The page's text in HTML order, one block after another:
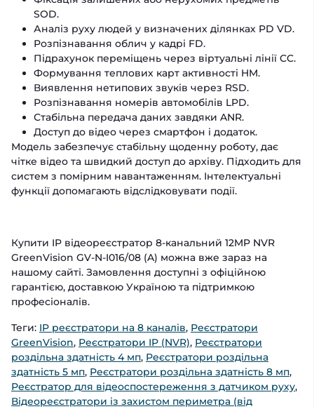
SOD.
Аналіз руху людей у визначених ділянках PD VD.
Розпізнавання облич у кадрі FD.
Підрахунок переміщень через віртуальні лінії CC.
Формування теплових карт активності HM.
Виявлення нетипових звуків через RSD.
Розпізнавання номерів автомобілів LPD.
Стабільна передача даних завдяки ANR.
Доступ до відео через смартфон і додаток.
Модель забезпечує стабільну щоденну роботу, дає
чітке відео та швидкий доступ до архіву. Підходить для
систем з помірним навантаженням. Інтелектуальні
функції допомагають відслідковувати події.
Купити IP відеореєстратор 8-канальний 12MP NVR
GreenVision GV-N-I016/08 (A) можна вже зараз на
нашому сайті. Замовлення доступні з офіційною
гарантією, доставкою Україною та підтримкою
професіоналів.
Теги: IP реєстратори на 8 каналів, Реєстратори
GreenVision, Реєстратори IP (NVR), Реєстратори
роздільна здатність 4 мп, Реєстратори роздільна
здатність 5 мп, Реєстратори роздільна здатність 8 мп,
Реєстратор для відеоспостереження з датчиком руху,
Відеореєстратори із захистом периметра (від